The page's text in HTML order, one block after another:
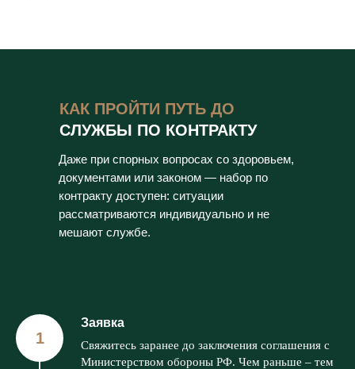
КАК ПРОЙТИ ПУТЬ ДО
СЛУЖБЫ ПО КОНТРАКТУ
Даже при спорных вопросах со здоровьем,
документами или законом — набор по
контракту доступен: ситуации
рассматриваются индивидуально и не
мешают службе.
Заявка
Свяжитесь заранее до заключения соглашения с
Министерством обороны РФ. Чем раньше – тем